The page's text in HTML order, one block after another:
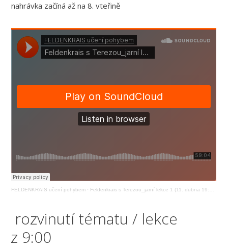
nahrávka začíná až na 8. vteřině
FELDENKRAIS učení pohybem · Feldenkrais s Terezou_jarní lekce 1 (11. dubna 19:00)
rozvinutí tématu / lekce
z 9:00